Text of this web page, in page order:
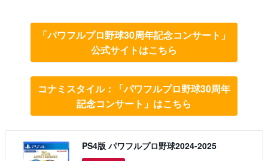
「パワフルプロ野球30周年記念コンサート」
公式サイトはこちら
コナミスタイル：「パワフルプロ野球30周年
記念コンサート」はこちら
PS4版 パワフルプロ野球2024-2025